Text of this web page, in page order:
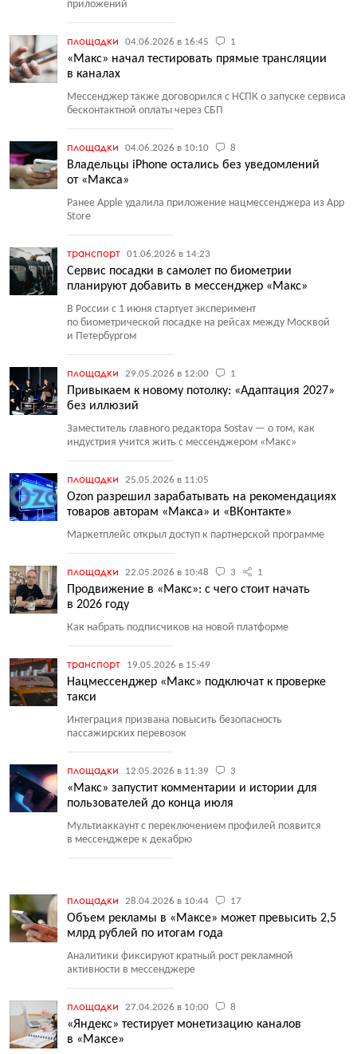
приложений
площадки 04.06.2026 в 16:45 1
«Макс» начал тестировать прямые трансляции
в каналах
Мессенджер также договорился с НСПК о запуске сервиса
бесконтактной оплаты через СБП
площадки 04.06.2026 в 10:10 8
Владельцы iPhone остались без уведомлений
от «Макса»
Ранее Apple удалила приложение нацмессенджера из App
Store
транспорт 01.06.2026 в 14:23
Сервис посадки в самолет по биометрии
планируют добавить в мессенджер «Макс»
В России с 1 июня стартует эксперимент
по биометрической посадке на рейсах между Москвой
и Петербургом
площадки 29.05.2026 в 12:00 1
Привыкаем к новому потолку: «Адаптация 2027»
без иллюзий
Заместитель главного редактора Sostav — о том, как
индустрия учится жить с мессенджером «Макс»
площадки 25.05.2026 в 11:05
Ozon разрешил зарабатывать на рекомендациях
товаров авторам «Макса» и «ВКонтакте»
Маркетплейс открыл доступ к партнерской программе
площадки 22.05.2026 в 10:48 3 1
Продвижение в «Макс»: с чего стоит начать
в 2026 году
Как набрать подписчиков на новой платформе
транспорт 19.05.2026 в 15:49
Нацмессенджер «Макс» подключат к проверке
такси
Интеграция призвана повысить безопасность
пассажирских перевозок
площадки 12.05.2026 в 11:39 3
«Макс» запустит комментарии и истории для
пользователей до конца июля
Мультиаккаунт с переключением профилей появится
в мессенджере к декабрю
площадки 28.04.2026 в 10:44 17
Объем рекламы в «Максе» может превысить 2,5
млрд рублей по итогам года
Аналитики фиксируют кратный рост рекламной
активности в мессенджере
площадки 27.04.2026 в 10:00 8
«Яндекс» тестирует монетизацию каналов
в «Максе»